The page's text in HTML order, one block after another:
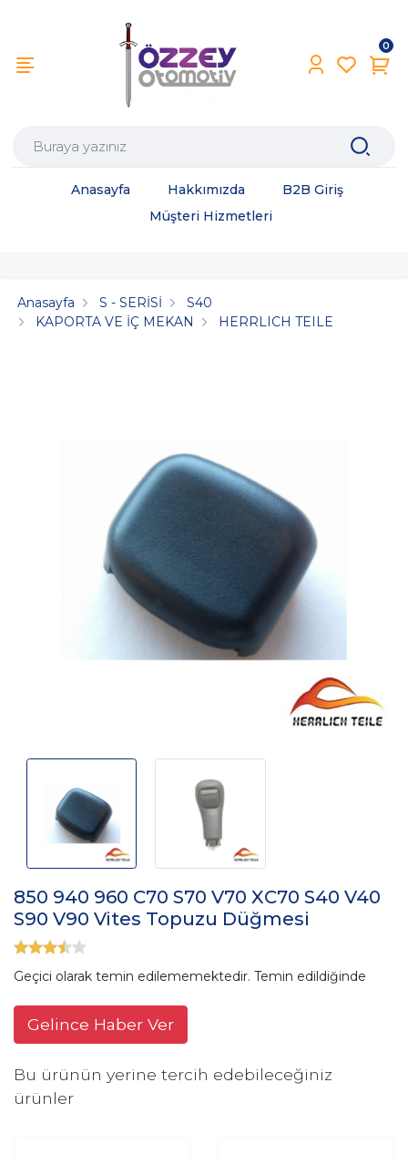
0
Anasayfa Hakkımızda
B2B Giriş
Müşteri Hizmetleri
Anasayfa S - SERİSİ
S40
KAPORTA VE İÇ MEKAN
HERRLICH TEILE
850 940 960 C70 S70 V70 XC70 S40 V40
S90 V90 Vites Topuzu Düğmesi
Geçici olarak temin edilememektedir. Temin edildiğinde
Gelince Haber Ver
Bu ürünün yerine tercih edebileceğiniz
ürünler